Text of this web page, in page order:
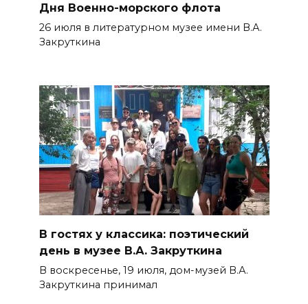
Дня Военно-морского флота
26 июля в литературном музее имени В.А.
Закруткина
В гостях у классика: поэтический
день в музее В.А. Закруткина
В воскресенье, 19 июля, дом-музей В.А.
Закруткина принимал